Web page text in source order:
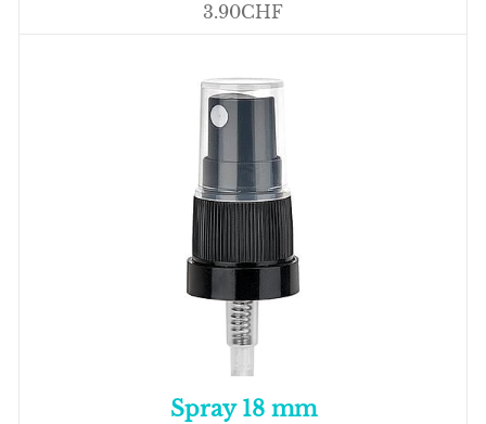
3.90CHF
Spray 18 mm